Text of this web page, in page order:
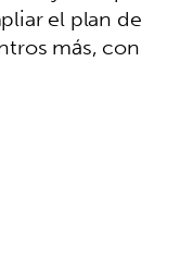
el plan de
más, con